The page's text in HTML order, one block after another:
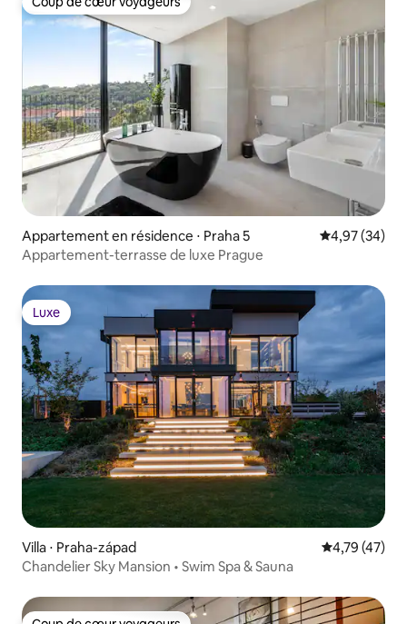
Coup de cœur voyageurs
Appartement en résidence ⋅ Praha 5 Évaluation
4,97 (34)
Appartement-terrasse de luxe Prague
Luxe
Luxe
Villa ⋅ Praha-západ Évaluation
4,79 (47)
Chandelier Sky Mansion • Swim Spa & Sauna